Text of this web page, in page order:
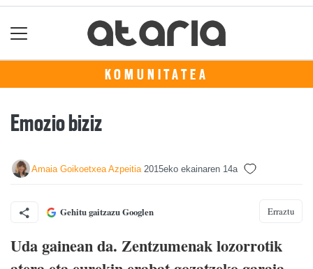
KOMUNITATEA
Emozio biziz
Amaia Goikoetxea Azpeitia 2015eko ekainaren 14a
Gehitu gaitzazu Googlen Erraztu
Uda gainean da. Zentzumenak lozorrotik